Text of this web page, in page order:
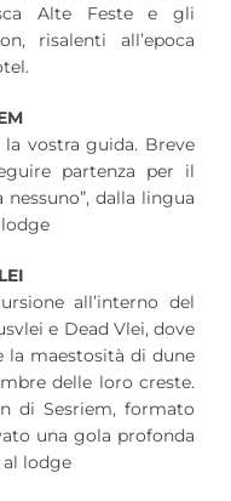
Alte Feste e gli
risalenti all’epoca
vostra guida. Breve
partenza per il
dalla lingua
all’interno del
e Dead Vlei, dove
la maestosità di dune
delle loro creste.
di Sesriem, formato
una gola profonda
lodge